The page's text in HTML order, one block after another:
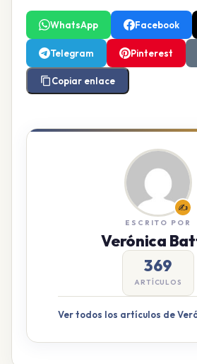
WhatsApp Facebook
Telegram Pinterest
Copiar enlace
✍️
ESCRITO POR
Verónica
369
ARTÍCULOS
Ver todos los artículos de